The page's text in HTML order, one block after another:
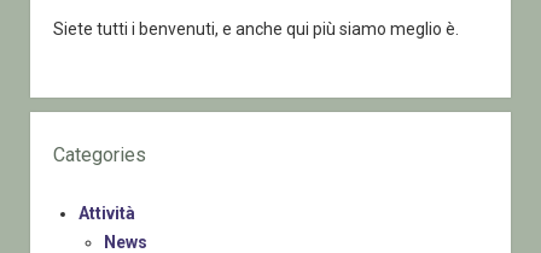
Siete tutti i benvenuti, e anche qui più siamo meglio è.
Categories
Attività
News